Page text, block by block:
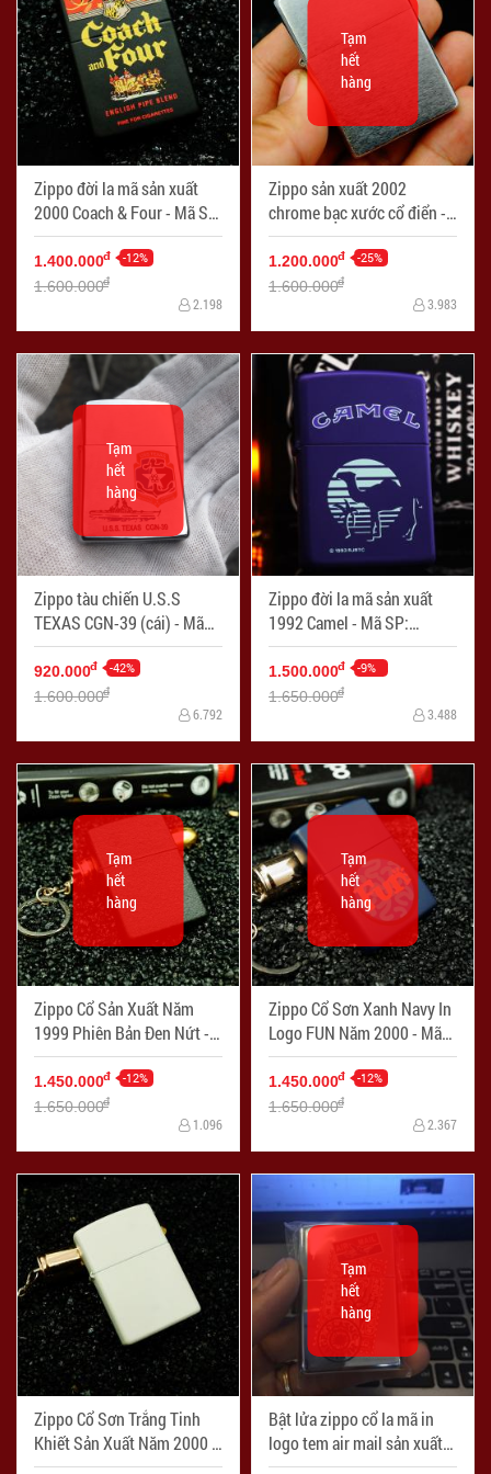
Zippo đời la mã sản xuất
2000 Coach & Four - Mã SP:
ZPC2270-1
1.400.000đ -12%
1.600.000đ
2.198
Zippo sản xuất 2002
chrome bạc xước cổ điển -
Mã SP: ZPC2270-43
Tạm
hết
hàng
1.200.000đ -25%
1.600.000đ
3.983
Zippo tàu chiến U.S.S
TEXAS CGN-39 (cái) - Mã
SP: ZPC3206-3
Tạm
hết
hàng
920.000đ -42%
1.600.000đ
6.792
Zippo đời la mã sản xuất
1992 Camel - Mã SP:
ZPC2261-4
1.500.000đ -9%
1.650.000đ
3.488
Zippo Cổ Sản Xuất Năm
1999 Phiên Bản Đen Nứt -
Mã SP: ZPC2428-1
Tạm
hết
hàng
1.450.000đ -12%
1.650.000đ
1.096
Zippo Cổ Sơn Xanh Navy In
Logo FUN Năm 2000 - Mã
SP: ZPC2428-2
Tạm
hết
hàng
1.450.000đ -12%
1.650.000đ
2.367
Zippo Cổ Sơn Trắng Tinh
Khiết Sản Xuất Năm 2000 -
Mã SP: ZPC2428-6
Bật lửa zippo cổ la mã in
logo tem air mail sản xuất
năm 1997 - Mã SP:
Tạm
hết
hàng